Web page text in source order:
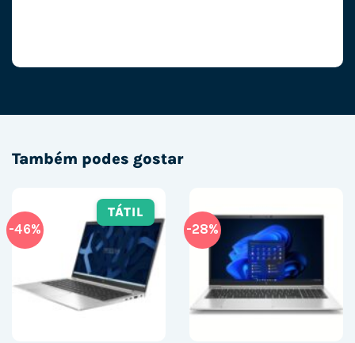
Também podes gostar
-46%
TÁTIL
-28%